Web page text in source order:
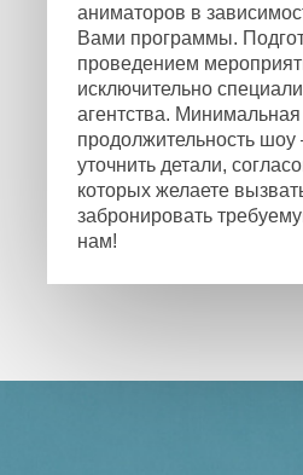
аниматоров в
Вами программы.
проведением
исключительно
агентства. Минимальная
продолжительность шоу
уточнить детали,
которых желаете
забронировать
нам!